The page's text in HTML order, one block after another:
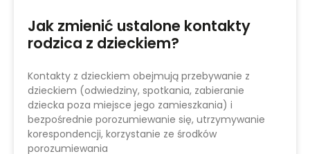
Jak zmienić ustalone kontakty
rodzica z dzieckiem?
Kontakty z dzieckiem obejmują przebywanie z
dzieckiem (odwiedziny, spotkania, zabieranie
dziecka poza miejsce jego zamieszkania) i
bezpośrednie porozumiewanie się, utrzymywanie
korespondencji, korzystanie ze środków
porozumiewania